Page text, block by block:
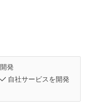
発
自社サービスを開発